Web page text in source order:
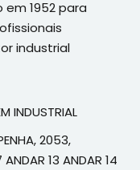
em 1952 para
industrial
INDUSTRIAL
2053,
13 ANDAR 14